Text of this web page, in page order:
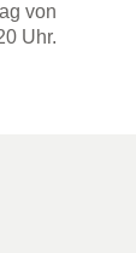
von
Uhr.